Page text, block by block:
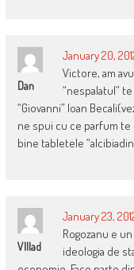
Dan
January 20,
Victore, am
“nespalatul”
“Giovanni” Ioan
ne spui cu ce parfum
bine tabletele
Vlllad
January 23,
Rogozanu e
ideologia de